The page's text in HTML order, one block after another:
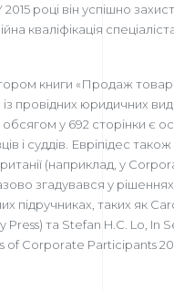
році він успішно
кваліфікація
книги «Продаж
провідних юридичних
у 692 сторінки є
і суддів. Евріпідес
(наприклад, у
згадувався у рішеннях
підручниках, таких як
Press) та Stefan H.C. Lo, In
Corporate Participants